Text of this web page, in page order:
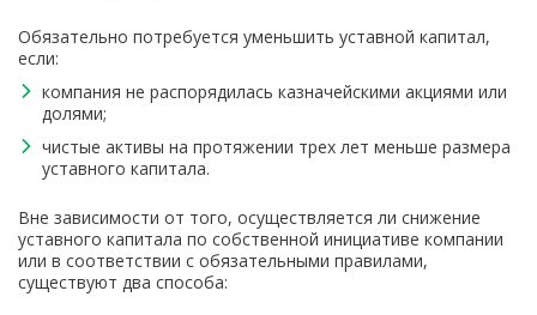
Обязательно потребуется уменьшить уставной капитал,
если:
компания не распорядилась казначейскими акциями или
долями;
чистые активы на протяжении трех лет меньше размера
уставного капитала.
Вне зависимости от того, осуществляется ли снижение
уставного капитала по собственной инициативе компании
или в соответствии с обязательными правилами,
существуют два способа: